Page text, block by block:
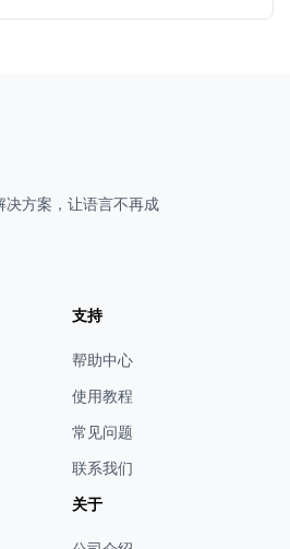
方案，让语言不再成
支持
帮助中心
使用教程
常见问题
联系我们
关于